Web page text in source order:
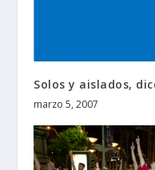
Solos y aislados,
marzo 5, 2007